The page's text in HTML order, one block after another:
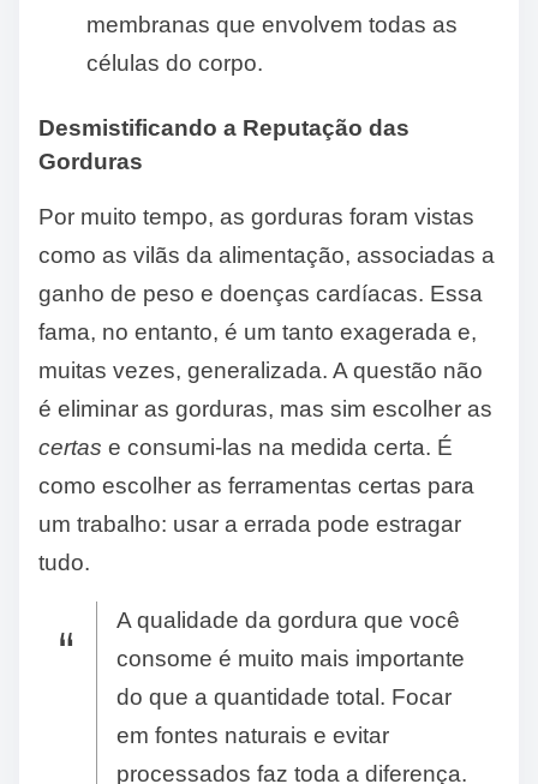
membranas que envolvem todas as
células do corpo.
Desmistificando a Reputação das
Gorduras
Por muito tempo, as gorduras foram vistas
como as vilãs da alimentação, associadas a
ganho de peso e doenças cardíacas. Essa
fama, no entanto, é um tanto exagerada e,
muitas vezes, generalizada. A questão não
é eliminar as gorduras, mas sim escolher as
certas e consumi-las na medida certa. É
como escolher as ferramentas certas para
um trabalho: usar a errada pode estragar
tudo.
A qualidade da gordura que você
consome é muito mais importante
do que a quantidade total. Focar
em fontes naturais e evitar
processados faz toda a diferença.